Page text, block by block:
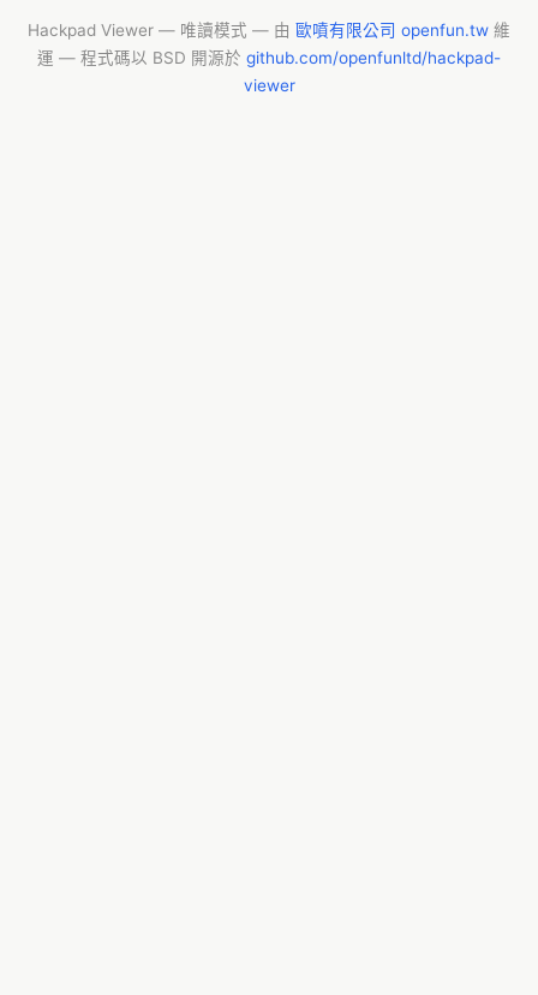
Hackpad Viewer — 唯讀模式 — 由 歐噴有限公司 openfun.tw 維
運 — 程式碼以 BSD 開源於 github.com/openfunltd/hackpad-
viewer